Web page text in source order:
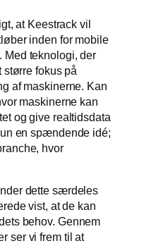
at Keestrack vil
inden for mobile
Med teknologi, der
større fokus på
af maskinerne. Kan
maskinerne kan
og give realtidsdata
en spændende idé;
hvor
dette særdeles
vist, at de kan
behov. Gennem
ser vi frem til at